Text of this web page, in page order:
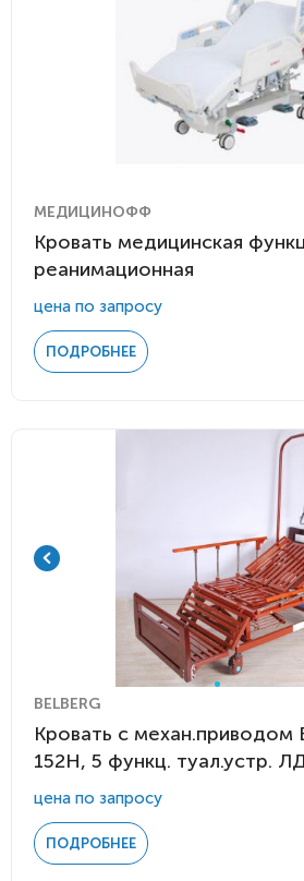
МЕДИЦИНОФФ
Кровать медицинская
реанимационная
цена по запросу
ПОДРОБНЕЕ
BELBERG
Кровать с механ.приводом
152H, 5 функц. туал.устр.
цена по запросу
ПОДРОБНЕЕ